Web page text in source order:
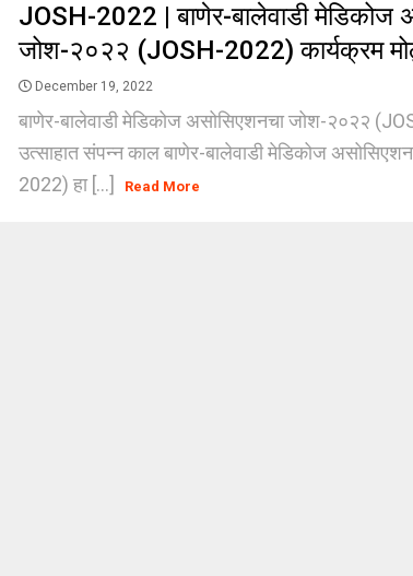
JOSH-2022 | बाणेर-बालेवाडी मेडिकोज
जोश-२०२२ (JOSH-2022) कार्यक्रम
December 19, 2022
बाणेर-बालेवाडी मेडिकोज असोसिएशनचा जोश-२०२२
उत्साहात संपन्न काल बाणेर-बालेवाडी मेडिकोज
2022) हा [...]
Read More